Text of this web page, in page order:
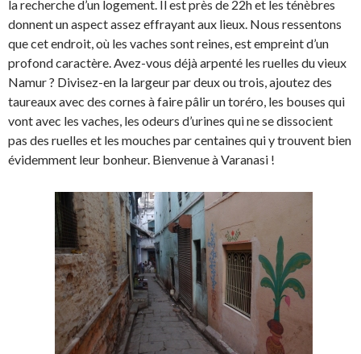
la recherche d’un logement. Il est près de 22h et les ténèbres
donnent un aspect assez effrayant aux lieux. Nous ressentons
que cet endroit, où les vaches sont reines, est empreint d’un
profond caractère. Avez-vous déjà arpenté les ruelles du vieux
Namur ? Divisez-en la largeur par deux ou trois, ajoutez des
taureaux avec des cornes à faire pâlir un toréro, les bouses qui
vont avec les vaches, les odeurs d’urines qui ne se dissocient
pas des ruelles et les mouches par centaines qui y trouvent bien
évidemment leur bonheur. Bienvenue à Varanasi !